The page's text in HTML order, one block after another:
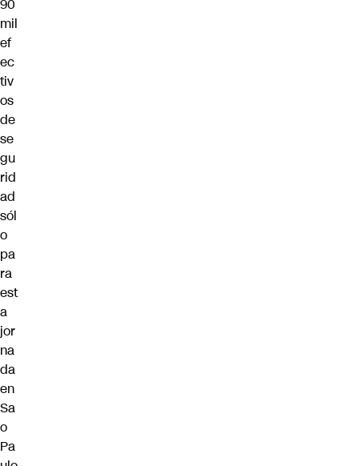
90
mil
ef
ec
tiv
os
de
se
gu
rid
ad
sól
o
pa
ra
est
a
jor
na
da
en
Sa
o
Pa